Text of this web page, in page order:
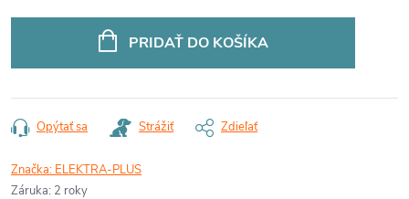
PRIDAŤ DO KOŠÍKA
Opýtať sa Strážiť Zdieľať
Značka: ELEKTRA-PLUS
Záruka: 2 roky